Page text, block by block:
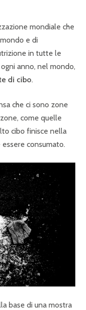
mondiale che
e di
in tutte le
anno, nel mondo,
di cibo.
che ci sono zone
come quelle
cibo finisce nella
consumato.
base di una mostra